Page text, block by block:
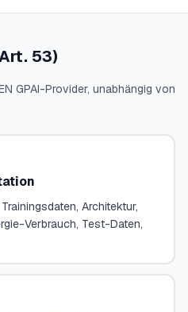
53)
GPAI-Provider, unabhängig von
Architektur,
Verbrauch, Test-Daten,